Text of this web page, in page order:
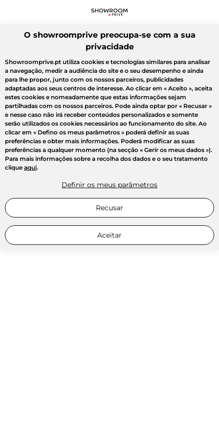
O showroomprive preocupa-se com a sua
privacidade
Showroomprive.pt utiliza cookies e tecnologias similares para analisar
a navegação, medir a audiência do site e o seu desempenho e ainda
para lhe propor, junto com os nossos parceiros, publicidades
adaptadas aos seus centros de interesse. Ao clicar em « Aceito », aceita
estes cookies e nomeadamente que estas informações sejam
partilhadas com os nossos parceiros. Pode ainda optar por « Recusar »
e nesse caso não irá receber conteúdos personalizados e somente
serão utilizados os cookies necessários ao funcionamento do site. Ao
clicar em « Defino os meus parâmetros » poderá definir as suas
preferências e obter mais informações. Poderá modificar as suas
preferências a qualquer momento (na secção « Gerir os meus dados »).
Para mais informações sobre a recolha dos dados e o seu tratamento
clique aqui.
Definir os meus parâmetros
Recusar
Aceitar